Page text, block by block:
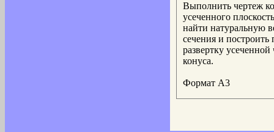
Выполнить чертеж
усеченного
найти натуральную
сечения и
развертку усеченной
конуса.
Формат А3